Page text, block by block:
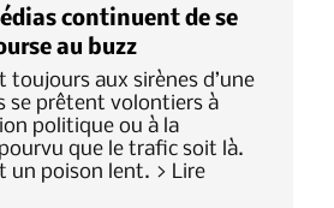
continuent de se
au buzz
toujours aux sirènes d’une
se prêtent volontiers à
politique ou à la
que le trafic soit là.
un poison lent. > Lire